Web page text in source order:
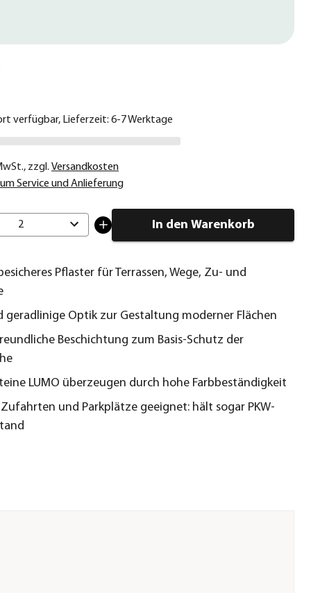
verfügbar, Lieferzeit: 6-7 Werktage
, zzgl. Versandkosten
Service und Anlieferung
2 In den Warenkorb
Pflaster für Terrassen, Wege, Zu- und
geradlinige Optik zur Gestaltung moderner Flächen
Beschichtung zum Basis-Schutz der
LUMO überzeugen durch hohe Farbbeständigkeit
und Parkplätze geeignet: hält sogar PKW-